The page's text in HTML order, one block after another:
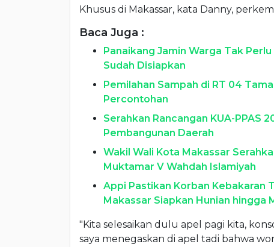
Khusus di Makassar, kata Danny,
Baca Juga :
Panaikang Jamin Warga Tak
Sudah Disiapkan
Pemilahan Sampah di RT 04
Percontohan
Serahkan Rancangan KUA-PPAS
Pembangunan Daerah
Wakil Wali Kota Makassar
Muktamar V Wahdah Islamiyah
Appi Pastikan Korban Kebakaran
Makassar Siapkan Hunian hingga
"Kita selesaikan dulu apel pagi kita,
saya menegaskan di apel tadi bahwa